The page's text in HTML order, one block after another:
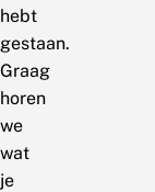
hebt
gestaan.
Graag
horen
we
wat
je